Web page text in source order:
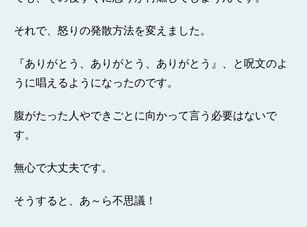
それで、怒りの発散方法を変えました。
『ありがとう、ありがとう、ありがとう』、と呪文のよ
うに唱えるようになったのです。
腹がたった人やできごとに向かって言う必要はないで
す。
無心で大丈夫です。
そうすると、あ～ら不思議！